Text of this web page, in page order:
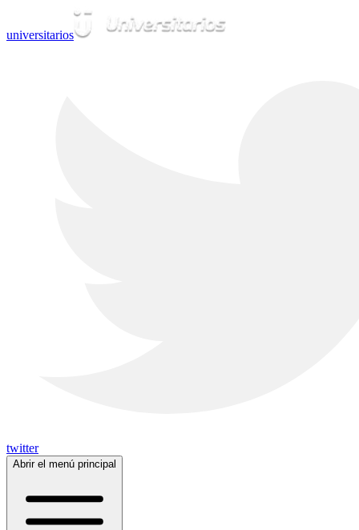
universitarios
twitter
Abrir el menú principal